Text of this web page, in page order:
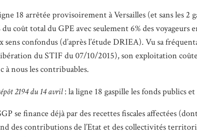
18 arrêtée provisoirement à Versailles (et sans les 2
du coût total du GPE avec seulement 6% des voyageurs
sens confondus (d’après l’étude DRIEA). Vu sa
du STIF du 07/10/2015), son exploitation
à nous les contribuables.
2194 du 14 avril: la ligne 18 gaspille les fonds publics
se finance déjà par des recettes fiscales affectées
des contributions de l’Etat et des collectivités